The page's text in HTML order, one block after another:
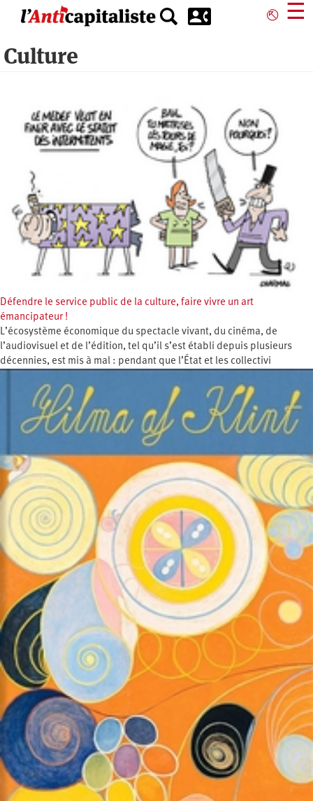
principal
⎋ ☰
Culture
Défendre le service public de la culture, faire vivre un art
émancipateur !
L’écosystème économique du spectacle vivant, du cinéma, de
l’audiovisuel et de l’édition, tel qu’il s’est établi depuis plusieurs
décennies, est mis à mal : pendant que l’État et les collectivi